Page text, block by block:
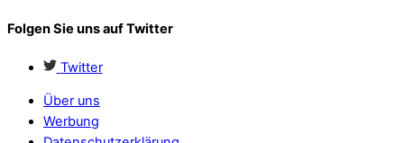
Folgen Sie uns auf Twitter
Twitter
Über uns
Werbung